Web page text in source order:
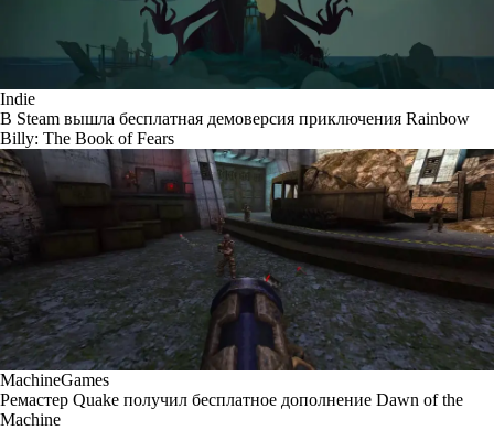
Indie
В Steam вышла бесплатная демоверсия приключения Rainbow
Billy: The Book of Fears
MachineGames
Ремастер Quake получил бесплатное дополнение Dawn of the
Machine